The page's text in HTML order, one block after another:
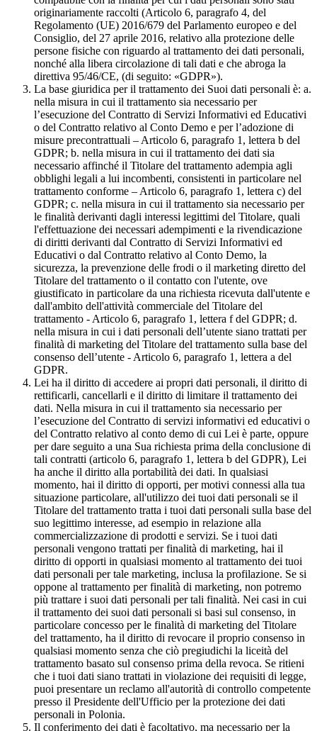
originariamente raccolti (Articolo 6, paragrafo 4, del
Regolamento (UE) 2016/679 del Parlamento europeo e del
Consiglio, del 27 aprile 2016, relativo alla protezione delle
persone fisiche con riguardo al trattamento dei dati personali,
nonché alla libera circolazione di tali dati e che abroga la
direttiva 95/46/CE, (di seguito: «GDPR»).
La base giuridica per il trattamento dei Suoi dati personali è: a.
nella misura in cui il trattamento sia necessario per
l’esecuzione del Contratto di Servizi Informativi ed Educativi
o del Contratto relativo al Conto Demo e per l’adozione di
misure precontrattuali – Articolo 6, paragrafo 1, lettera b del
GDPR; b. nella misura in cui il trattamento dei dati sia
necessario affinché il Titolare del trattamento adempia agli
obblighi legali a lui incombenti, consistenti in particolare nel
trattamento conforme – Articolo 6, paragrafo 1, lettera c) del
GDPR; c. nella misura in cui il trattamento sia necessario per
le finalità derivanti dagli interessi legittimi del Titolare, quali
l'effettuazione dei necessari adempimenti e la rivendicazione
di diritti derivanti dal Contratto di Servizi Informativi ed
Educativi o dal Contratto relativo al Conto Demo, la
sicurezza, la prevenzione delle frodi o il marketing diretto del
Titolare del trattamento o il contatto con l'utente, ove
giustificato in particolare da una richiesta ricevuta dall'utente e
dall'ambito dell'attività commerciale del Titolare del
trattamento - Articolo 6, paragrafo 1, lettera f del GDPR; d.
nella misura in cui i dati personali dell’utente siano trattati per
finalità di marketing del Titolare del trattamento sulla base del
consenso dell’utente - Articolo 6, paragrafo 1, lettera a del
GDPR.
Lei ha il diritto di accedere ai propri dati personali, il diritto di
rettificarli, cancellarli e il diritto di limitare il trattamento dei
dati. Nella misura in cui il trattamento sia necessario per
l’esecuzione del Contratto di servizi informativi ed educativi o
del Contratto relativo al conto demo di cui Lei è parte, oppure
per dare seguito a una Sua richiesta prima della conclusione di
tali contratti (articolo 6, paragrafo 1, lettera b del GDPR), Lei
ha anche il diritto alla portabilità dei dati. In qualsiasi
momento, hai il diritto di opporti, per motivi connessi alla tua
situazione particolare, all'utilizzo dei tuoi dati personali se il
Titolare del trattamento tratta i tuoi dati personali sulla base del
suo legittimo interesse, ad esempio in relazione alla
commercializzazione di prodotti e servizi. Se i tuoi dati
personali vengono trattati per finalità di marketing, hai il
diritto di opporti in qualsiasi momento al trattamento dei tuoi
dati personali per tale marketing, inclusa la profilazione. Se si
oppone al trattamento per finalità di marketing, non potremo
più trattare i suoi dati personali per tali finalità. Nei casi in cui
il trattamento dei suoi dati personali si basi sul consenso, in
particolare concesso per le finalità di marketing del Titolare
del trattamento, ha il diritto di revocare il proprio consenso in
qualsiasi momento senza che ciò pregiudichi la liceità del
trattamento basato sul consenso prima della revoca. Se ritieni
che i tuoi dati siano trattati in violazione dei requisiti di legge,
puoi presentare un reclamo all'autorità di controllo competente
presso il Presidente dell'Ufficio per la protezione dei dati
personali in Polonia.
Il conferimento dei dati è facoltativo, ma necessario per la